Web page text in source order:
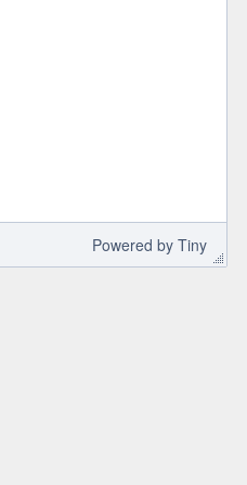
Powered by Tiny